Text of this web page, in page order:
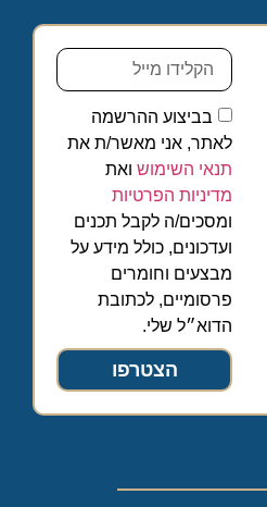
בביצוע ההרשמה
לאתר, אני מאשר/ת את
תנאי השימוש ואת
מדיניות הפרטיות
ומסכים/ה לקבל תכנים
ועדכונים, כולל מידע על
מבצעים וחומרים
פרסומיים, לכתובת
הדוא״ל שלי.
הצטרפו